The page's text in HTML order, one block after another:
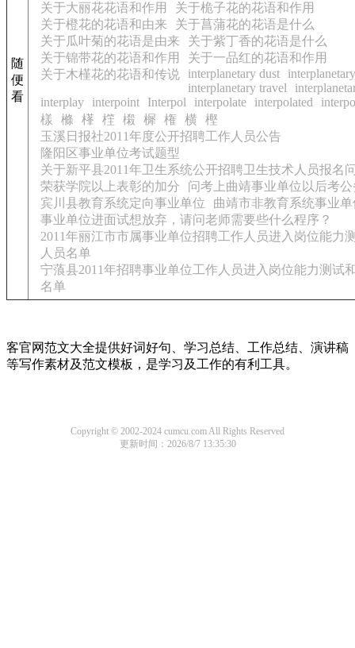
随
便
看
关于大丽花花语和作用
关于桅子花的花语和作用
关于橙花的花语和由来
关于菖蒲花的花语是什么
关于瓜叶菊的花语是由来
关于紫丁香的花语是什么
关于锦带花的花语和作用
关于一品红的花语和作用
关于木槿花的花语和传说
interplanetary dust
interplanetary travel
interplay
interpoint Interpol interpolate interpolated
樣
樤 樥 樦 樧 樨 権 横 樫
玉溪日报社2011年度公开招聘工作人员公告
隆阳区事业单位考试题型
关于新平县2011年卫生系统公开招聘卫生技术人员报名
荣获学院以上表彰的加分
问考上曲靖事业单位以后考
宾川县教育系统定向事业单位
曲靖市非教育系统事业
事业单位进面试想放弃，请问老师需要些什么程序？
2011年丽江市市属事业单位招聘工作人员进入岗位能力
人员名单
宁蒗县2011年招聘事业单位工作人员进入岗位能力测试
名单
客官网范文大全提供好词好句、学习总结、工作总结、演讲稿
等写作素材及范文模板，是学习及工作的有利工具。
Copyright © 2002-2024 cumcu.com All Rights Reserved
更新时间：2026/8/7 13:35:30